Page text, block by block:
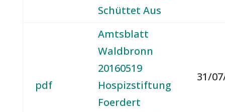
Schüttet Aus
pdf
Amtsblatt
Waldbronn
20160519
Hospizstiftung
Foerdert
31/